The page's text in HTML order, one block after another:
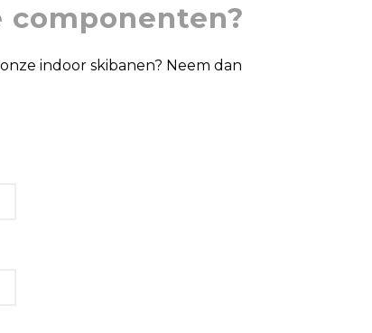
indoor skibanen? Neem dan